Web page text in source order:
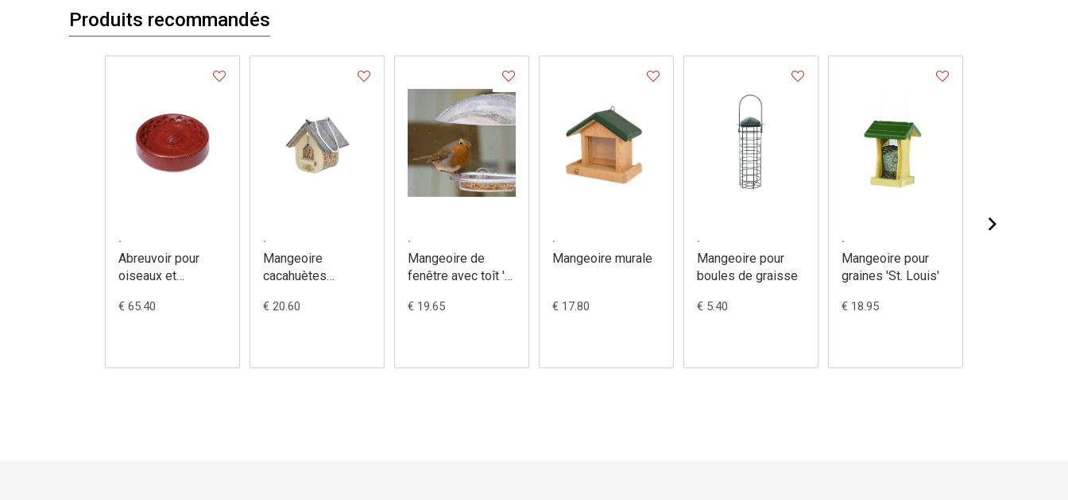
Produits recommandés
.
Abreuvoir pour
oiseaux et
€ 65.40
.
Mangeoire
cacahuètes
€ 20.60
.
Mangeoire de
fenêtre avec toît 'I
548/9 + 549/6
€ 19.65
.
Mangeoire murale
€ 17.80
.
Mangeoire pour
boules de graisse
€ 5.40
.
Mangeoire pour
graines 'St. Louis'
€ 18.95